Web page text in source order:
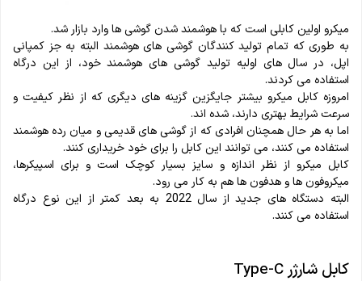
میکرو اولین کابلی است که با هوشمند شدن گوشی ها وارد بازار شد.
به طوری که تمام تولید کنندگان گوشی های هوشمند البته به جز کمپانی
اپل، در سال های اولیه تولید گوشی های هوشمند خود، از این درگاه
استفاده می کردند.
امروزه کابل میکرو بیشتر جایگزین گزینه های دیگری که از نظر کیفیت و
سرعت شرایط بهتری دارند، شده اند.
اما به هر حال همچنان افرادی که از گوشی های قدیمی و میان رده هوشمند
استفاده می کنند، می توانند این کابل را برای خود خریداری کنند.
کابل میکرو از نظر اندازه و سایز بسیار کوچک است و برای اسپیکرها،
میکروفون ها و هدفون ها هم به کار می رود.
البته دستگاه های جدید از سال 2022 به بعد کمتر از این نوع درگاه
استفاده می کنند.
کابل شارژر Type-C